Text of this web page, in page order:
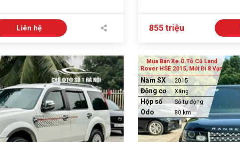
Liên hệ 855 triệu
Mua Bán Xe Ô Tô Cũ Land
Rover HSE 2015, Mới Đi 8 Vạn
Năm SX 2015
Động cơ Xăng
Hộp số Số tự động
Odo 80 km